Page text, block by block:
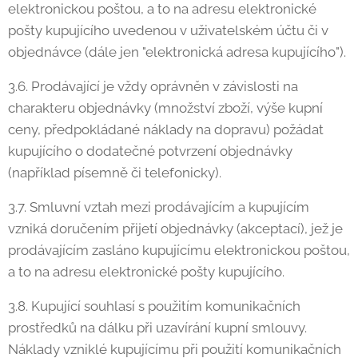
elektronickou poštou, a to na adresu elektronické
pošty kupujícího uvedenou v uživatelském účtu či v
objednávce (dále jen "elektronická adresa kupujícího").
3.6. Prodávající je vždy oprávněn v závislosti na
charakteru objednávky (množství zboží, výše kupní
ceny, předpokládané náklady na dopravu) požádat
kupujícího o dodatečné potvrzení objednávky
(například písemně či telefonicky).
3.7. Smluvní vztah mezi prodávajícím a kupujícím
vzniká doručením přijetí objednávky (akceptací), jež je
prodávajícím zasláno kupujícímu elektronickou poštou,
a to na adresu elektronické pošty kupujícího.
3.8. Kupující souhlasí s použitím komunikačních
prostředků na dálku při uzavírání kupní smlouvy.
Náklady vzniklé kupujícímu při použití komunikačních